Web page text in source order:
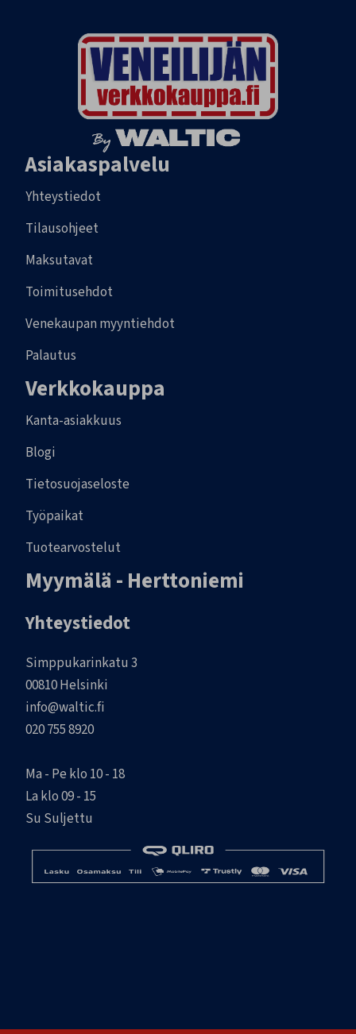
Asiakaspalvelu
Yhteystiedot
Tilausohjeet
Maksutavat
Toimitusehdot
Venekaupan myyntiehdot
Palautus
Verkkokauppa
Kanta-asiakkuus
Blogi
Tietosuojaseloste
Työpaikat
Tuotearvostelut
Myymälä - Herttoniemi
Yhteystiedot
Simppukarinkatu 3
00810 Helsinki
info@waltic.fi
020 755 8920
Ma - Pe klo 10 - 18
La klo 09 - 15
Su Suljettu